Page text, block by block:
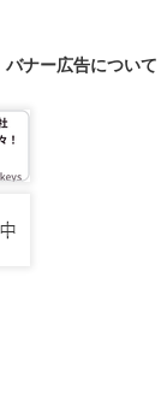
バナー広告について